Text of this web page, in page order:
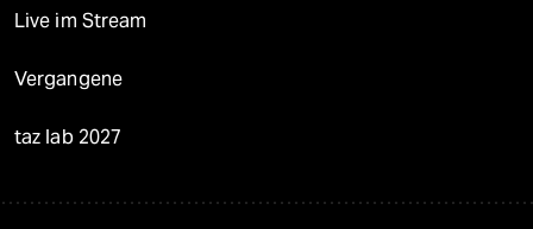
Live im Stream
Vergangene
taz lab 2027